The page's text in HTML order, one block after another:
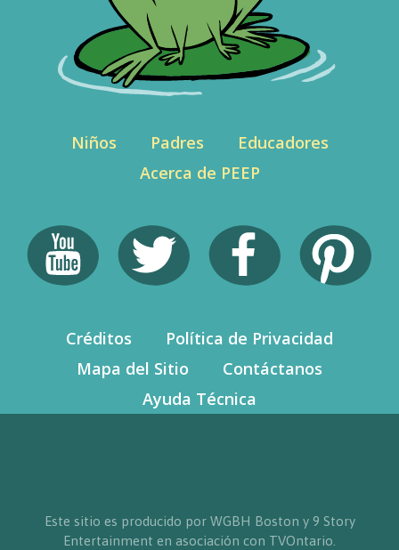
Niños Padres
Educadores
Acerca de PEEP
Créditos
Política de Privacidad
Mapa del Sitio
Contáctanos
Ayuda Técnica
Este sitio es producido por WGBH Boston y 9 Story
Entertainment en asociación con TVOntario.